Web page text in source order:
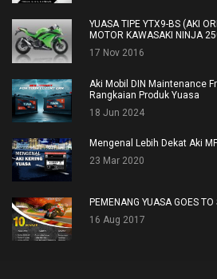
YUASA TIPE YTX9-BS (AKI
MOTOR KAWASAKI NINJA
17 Nov 2016
Aki Mobil DIN Maintenance
Rangkaian Produk Yuasa
18 Jun 2024
Mengenal Lebih Dekat Aki MF
23 Mar 2020
PEMENANG YUASA GOES
16 Aug 2017